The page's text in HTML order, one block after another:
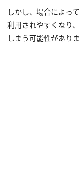
しかし、場合によっ
利用されやすくなり
しまう可能性がありま